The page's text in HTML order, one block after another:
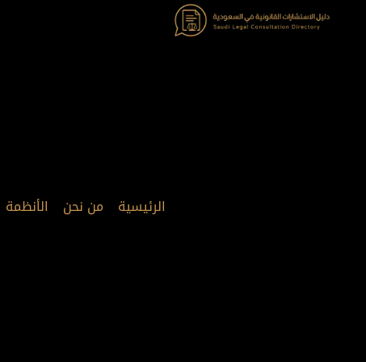
تخطي
الرئيسية من نحن الأنظمة